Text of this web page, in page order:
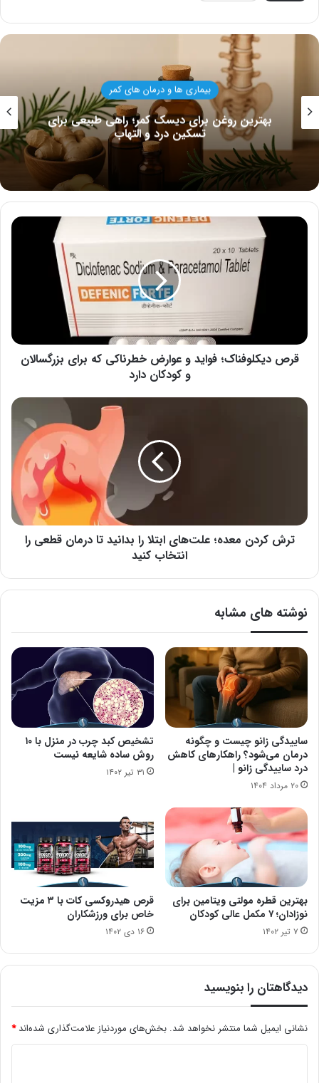
های کمر
راهی طبیعی برای
سلامت
موجب
قرص
بزرگسالان
قرص دیکلوفناک؛ فواید و عوارض خطرناکی که برای بزرگسالان
و کودکان دارد
ترش
درمان
قطعی
کنید
ترش کردن معده؛ علت‌های ابتلا را بدانید تا درمان قطعی را
انتخاب کنید
نوشته های مشابه
ساییدگی زانو چیست و چگونه
درمان می‌شود؟ راهکارهای کاهش
درد ساییدگی زانو |
۲۰ مرداد ۱۴۰۴
تشخیص کبد چرب در منزل با ۱۰
روش ساده شایعه نیست
۳۱ تیر ۱۴۰۲
بهترین قطره مولتی ویتامین برای
نوزادان؛ ۷ مکمل عالی کودکان
۷ تیر ۱۴۰۲
قرص هیدروکسی کات با ۳ مزیت
خاص برای ورزشکاران
۱۶ دی ۱۴۰۲
دیدگاهتان را بنویسید
نشانی ایمیل شما منتشر نخواهد شد. بخش‌های موردنیاز علامت‌گذاری شده‌اند*